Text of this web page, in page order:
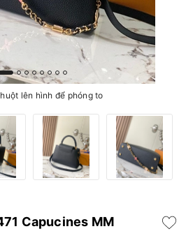
lên hình để phóng to
Capucines MM